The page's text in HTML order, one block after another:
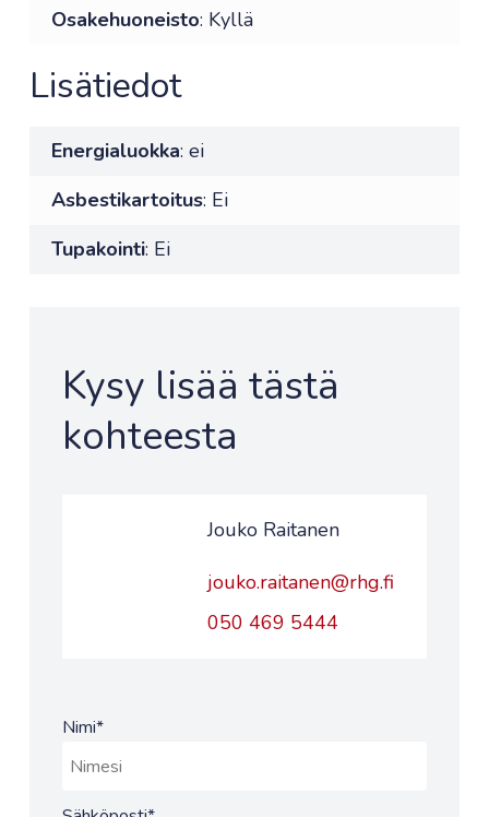
Osakehuoneisto: Kyllä
Lisätiedot
Energialuokka: ei
Asbestikartoitus: Ei
Tupakointi: Ei
Kysy lisää tästä
kohteesta
Jouko Raitanen
jouko.raitanen@rhg.fi
050 469 5444
Nimi*